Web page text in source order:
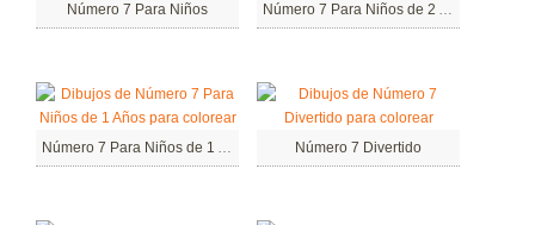
Número 7 Para Niños Número 7 Para Niños de 2 Años
Número 7 Para Niños de 1 Años Número 7 Divertido